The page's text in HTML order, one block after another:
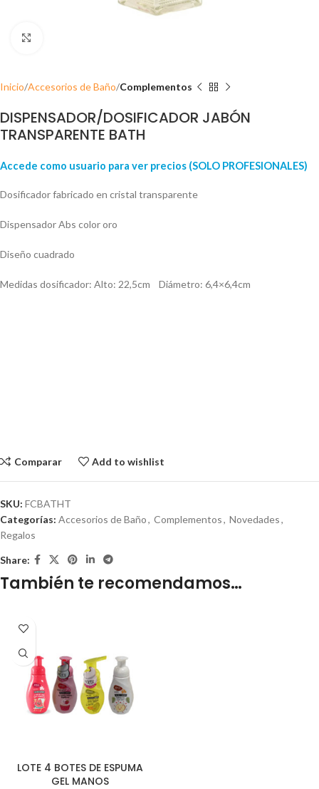
Inicio Accesorios de Baño Complementos
DISPENSADOR/DOSIFICADOR JABÓN
TRANSPARENTE BATH
Accede como usuario para ver precios (SOLO PROFESIONALES)
Dosificador fabricado en cristal transparente
Dispensador Abs color oro
Diseño cuadrado
Medidas dosificador: Alto: 22,5cm Diámetro: 6,4×6,4cm
Comparar Add to wishlist
SKU: FCBATHT
Categorías: Accesorios de Baño, Complementos, Novedades,
Regalos
Share:
También te recomendamos…
LOTE 4 BOTES DE ESPUMA
GEL MANOS